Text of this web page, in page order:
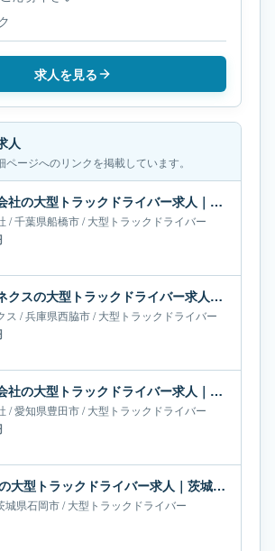
求人を見る
人
ージへのリンクを掲載しています。
一宮運輸株式会社の大型トラックドライバー求人｜千葉県船橋市｜月給56万-70万円
/千葉県船橋市/大型トラックドライバー
株式会社ロジネクスの大型トラックドライバー求人｜兵庫県西脇市｜月給55万-65万円
ス /兵庫県西脇市/大型トラックドライバー
岡通運輸株式会社の大型トラックドライバー求人｜愛知県豊田市｜月給38万-55万円
/愛知県豊田市/大型トラックドライバー
MDL株式会社の大型トラックドライバー求人｜茨城県石岡市｜月給66万円
城県石岡市/大型トラックドライバー